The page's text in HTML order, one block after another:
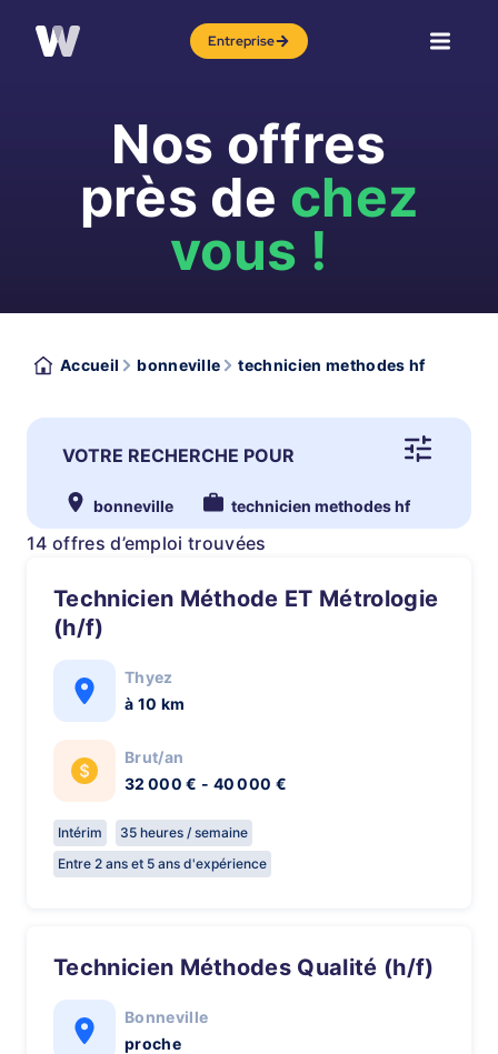
Entreprise
Nos offres
près de chez
vous !
Accueil bonneville technicien methodes hf
VOTRE RECHERCHE POUR
bonneville technicien methodes hf
14 offres d’emploi trouvées
Technicien Méthode ET Métrologie
(h/f)
Thyez
à 10 km
Brut/an
32 000 € - 40 000 €
Intérim
35 heures / semaine
Entre 2 ans et 5 ans d'expérience
Technicien Méthodes Qualité (h/f)
Bonneville
proche